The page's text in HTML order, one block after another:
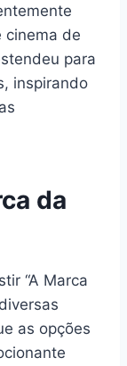
cinema de
para
inspirando
da
“A Marca
as opções